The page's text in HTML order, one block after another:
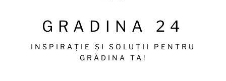
GRADINA 24
INSPIRAȚIE ȘI SOLUȚII PENTRU
GRĂDINA TA!